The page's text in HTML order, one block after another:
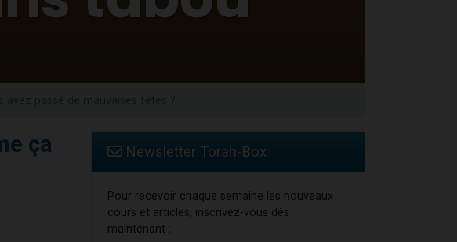
ça
Newsletter Torah-Box
Pour recevoir chaque semaine les nouveaux
cours et articles, inscrivez-vous dès
maintenant :